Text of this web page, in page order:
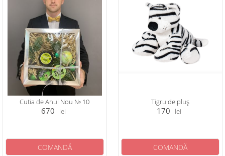
Cutia de Anul Nou № 10
670 lei
COMANDĂ
Tigru de pluș
170 lei
COMANDĂ